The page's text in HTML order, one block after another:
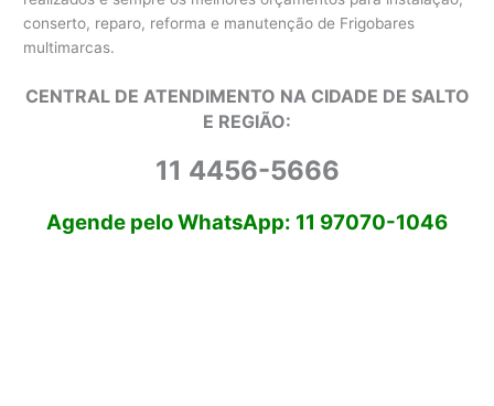
conserto, reparo, reforma e manutenção de Frigobares
multimarcas.
CENTRAL DE ATENDIMENTO NA CIDADE DE SALTO
E REGIÃO:
11 4456-5666
Agende pelo WhatsApp: 11 97070-1046